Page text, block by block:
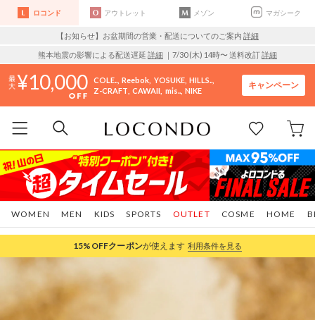
ロコンド アウトレット メゾン マガシーク
【お知らせ】お盆期間の営業・配送についてのご案内 詳細
熊本地震の影響による配送遅延 詳細 ｜7/30 (木) 14時〜 送料改訂詳細
10,000 COLE.. Reebok YOSUKE HILLS..
Z-CRAFT CAWAII mis.. NIKE
キャンペーン
WOMEN MEN KIDS SPORTS COSME HOME
OUTLET
15%OFFクーポンが使えます 利用条件を見る